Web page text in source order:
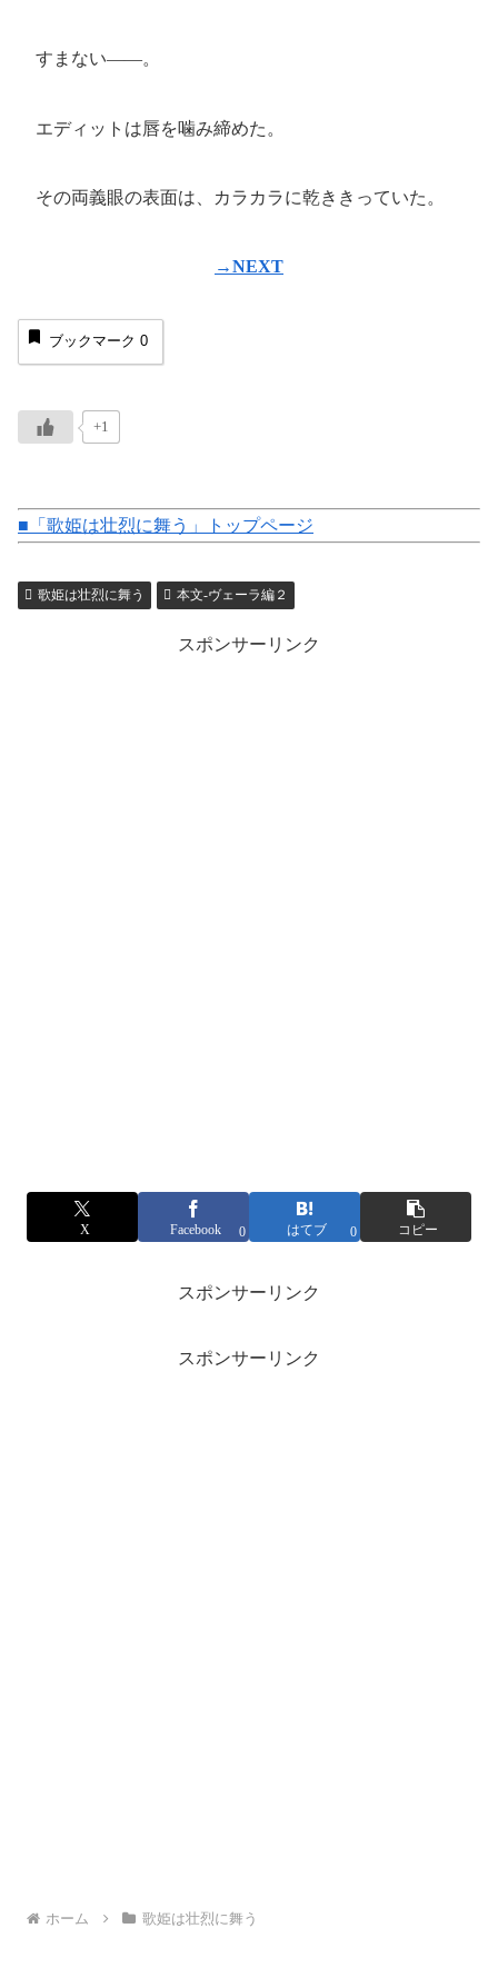
すまない――。
エディットは唇を噛み締めた。
その両義眼の表面は、カラカラに乾ききっていた。
→NEXT
ブックマーク 0
+1
■「歌姫は壮烈に舞う」トップページ
歌姫は壮烈に舞う 本文-ヴェーラ編２
スポンサーリンク
X Facebook 0 はてブ 0 コピー
スポンサーリンク
スポンサーリンク
ホーム 歌姫は壮烈に舞う